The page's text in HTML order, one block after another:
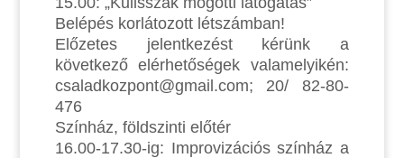
Belépés korlátozott létszámban!
Előzetes jelentkezést kérünk a
következő elérhetőségek valamelyikén:
csaladkozpont@gmail.com; 20/ 82-80-
476
Színház, földszinti előtér
16.00-17.30-ig: Improvizációs színház a